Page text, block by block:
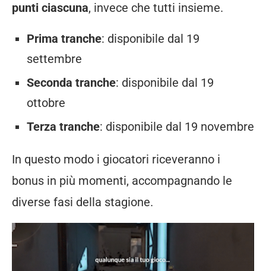
punti ciascuna, invece che tutti insieme.
Prima tranche: disponibile dal 19
settembre
Seconda tranche: disponibile dal 19
ottobre
Terza tranche: disponibile dal 19 novembre
In questo modo i giocatori riceveranno i
bonus in più momenti, accompagnando le
diverse fasi della stagione.